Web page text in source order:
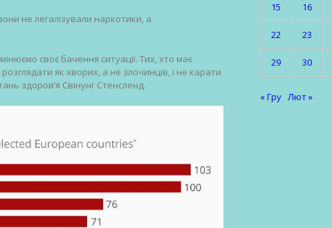
не легалізували наркотики, а
своє бачення ситуації. Тих, хто має
як хворих, а не злочинців, і не карати
здоров’я Свінунг Стенсленд.
15 16
22 23
29 30
« Гру Лют »